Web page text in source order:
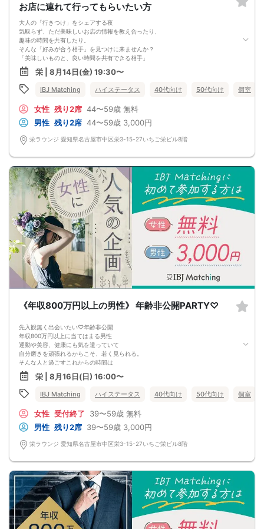
お店に連れて行ってもらいたい方
大人の「行きつけ」をシェアする夜
気取らず、ただ美味しいお店の情報を教え合ったり、
趣味の時間を共有したり。
そんな「好みが合う相手」を見つけに来ませんか？
「美味しいものと、良い時間を共有できる相手」
を探す、大人のためのパーティーです。
栄 | 8月14日(金) 19:30〜
IBJ Matching ハイステータス 40代向け 50代向け 個室
女性 残り2席 44〜59歳 無料
男性 残り2席 44〜59歳 3,000円
栄ラウンジ 愛知県名古屋市中区栄3-15-27いちご栄ビル8階
《年収800万円以上の男性》 年齢非公開PARTY♡
先入観無く出会いたい♡年齢非公開
年収800万円以上に当てはまる男性
運動や美容、健康にも気を遣っていて
自分磨きを頑張れるからこそ、若く見られる。
そんな人と過ごすこれからの時間は
もっと豊かなものになる予感＆hellip＆＆♡
栄 | 8月16日(日) 16:00〜
IBJ Matching ハイステータス 40代向け 50代向け 個室
女性 受付終了 39〜59歳 無料
男性 残り2席 39〜59歳 3,000円
栄ラウンジ 愛知県名古屋市中区栄3-15-27いちご栄ビル8階